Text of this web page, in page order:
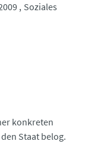
Soziales
konkreten
Staat belog.